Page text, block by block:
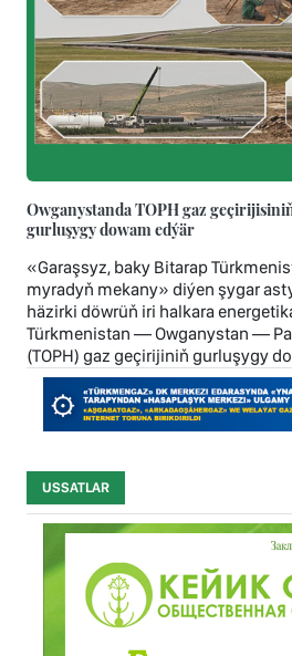
Owganystanda TOPH gaz
gurluşygy dowam edýär
«Garaşsyz, baky Bitarap
myradyň mekany» diýen şygar
häzirki döwrüň iri halkara
Türkmenistan — Owganystan —
(TOPH) gaz geçirijiniň gurluşygy
USSATLAR